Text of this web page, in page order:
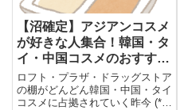
【沼確定】アジアンコスメ
が好きな人集合！韓国・タ
イ・中国コスメのおすすめ
を語り合うガルちゃん民の
本音まとめ
ロフト・プラザ・ドラッグストア
の棚がどんどん韓国・中国・タイ
コスメに占拠されていく昨今 (*